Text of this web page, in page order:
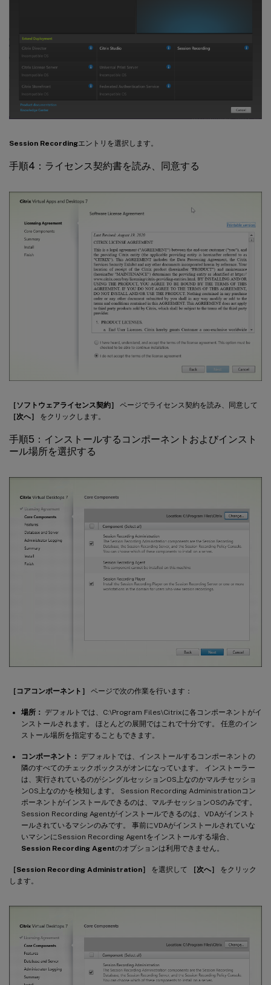
Session Recordingエントリを選択します。
手順4：ライセンス契約書を読み、同意する
［ソフトウェアライセンス契約］
ページでライセンス契約を読み、同意して
［次へ］
をクリックします。
手順5：インストールするコンポーネントおよびインスト
ール場所を選択する
［コアコンポーネント］ ページで次の作業を行います：
場所： デフォルトでは、C:\Program Files\Citrixに各コンポーネントがイ
ンストールされます。 ほとんどの展開ではこれで十分です。 任意のイン
ストール場所を指定することもできます。
コンポーネント： デフォルトでは、インストールするコンポーネントの
隣のすべてのチェックボックスがオンになっています。 インストーラー
は、実行されているのがシングルセッションOS上なのかマルチセッショ
ンOS上なのかを検知します。 Session Recording Administrationコン
ポーネントがインストールできるのは、マルチセッションOSのみです。
Session Recording Agentがインストールできるのは、VDAがインスト
ールされているマシンのみです。 事前にVDAがインストールされていな
いマシンにSession Recording Agentをインストールする場合、
Session Recording Agentのオプションは利用できません。
［Session Recording Administration］ を選択して ［次へ］
をクリック
します。